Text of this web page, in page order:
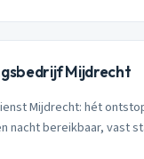
Mijdrecht
Mijdrecht: hét
nacht bereikbaar, vast